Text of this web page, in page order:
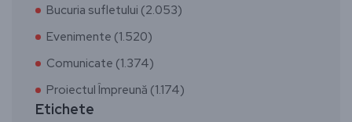
Bucuria sufletului (2.053)
Evenimente (1.520)
Comunicate (1.374)
Proiectul Împreună (1.174)
Etichete